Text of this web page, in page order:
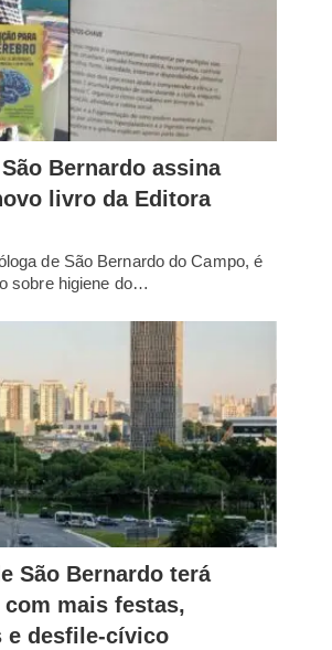
Bernardo assina
livro da Editora
de São Bernardo do Campo, é
sobre higiene do…
São Bernardo terá
mais festas,
e desfile-cívico